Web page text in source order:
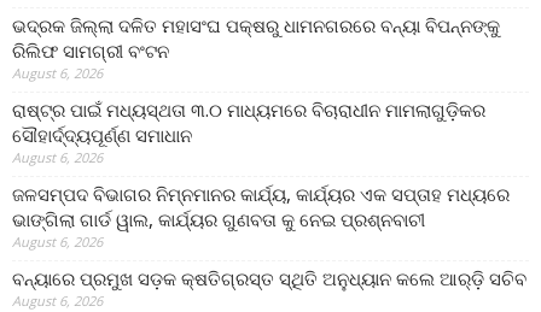
ଭଦ୍ରକ ଜିଲ୍ଲା ଦଳିତ ମହାସଂଘ ପକ୍ଷରୁ ଧାମନଗରରେ ବନ୍ୟା ବିପନ୍ନଙ୍କୁ
ରିଲିଫ ସାମଗ୍ରୀ ବଂଟନ
August 6, 2026
ରାଷ୍ଟ୍ର ପାଇଁ ମଧ୍ୟସ୍ଥତା ୩.୦ ମାଧ୍ୟମରେ ବିଚାରାଧୀନ ମାମଲାଗୁଡ଼ିକର
ସୌହାର୍ଦ୍ଦ୍ୟପୂର୍ଣ୍ଣ ସମାଧାନ
August 6, 2026
ଜଳସମ୍ପଦ ବିଭାଗର ନିମ୍ନମାନର କାର୍ଯ୍ୟ, କାର୍ଯ୍ୟର ଏକ ସପ୍ତାହ ମଧ୍ୟରେ
ଭାଙ୍ଗିଲା ଗାର୍ଡ ୱାଲ, କାର୍ଯ୍ୟର ଗୁଣବତା କୁ ନେଇ ପ୍ରଶ୍ନବାଚୀ
August 6, 2026
ବନ୍ୟାରେ ପ୍ରମୁଖ ସଡ଼କ କ୍ଷତିଗ୍ରସ୍ତ ସ୍ଥିତି ଅନୁଧ୍ୟାନ କଲେ ଆର୍‌ଡ଼ି ସଚିବ
August 6, 2026